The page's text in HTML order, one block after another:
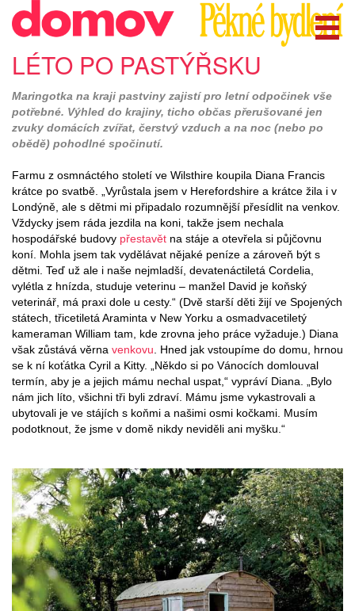
LÉTO PO PASTÝŘSKU
Maringotka na kraji pastviny zajistí pro letní odpočinek vše
potřebné. Výhled do krajiny, ticho občas přerušované jen
zvuky domácích zvířat, čerstvý vzduch a na noc (nebo po
obědě) pohodlné spočinutí.
Farmu z osmnáctého století ve Wilsthire koupila Diana Francis
krátce po svatbě. „Vyrůstala jsem v Herefordshire a krátce žila i v
Londýně, ale s dětmi mi připadalo rozumnější přesídlit na venkov.
Vždycky jsem ráda jezdila na koni, takže jsem nechala
hospodářské budovy přestavět na stáje a otevřela si půjčovnu
koní. Mohla jsem tak vydělávat nějaké peníze a zároveň být s
dětmi. Teď už ale i naše nejmladší, devatenáctiletá Cordelia,
vylétla z hnízda, studuje veterinu – manžel David je koňský
veterinář, má praxi dole u cesty.“ (Dvě starší děti žijí ve Spojených
státech, třicetiletá Araminta v New Yorku a osmadvacetiletý
kameraman William tam, kde zrovna jeho práce vyžaduje.) Diana
však zůstává věrna venkovu . Hned jak vstoupíme do domu, hrnou
se k ní koťátka Cyril a Kitty. „Někdo si po Vánocích domlouval
termín, aby je a jejich mámu nechal uspat,“ vypráví Diana. „Bylo
nám jich líto, všichni tři byli zdraví. Mámu jsme vykastrovali a
ubytovali je ve stájích s koňmi a našimi osmi kočkami. Musím
podotknout, že jsme v domě nikdy neviděli ani myšku.“